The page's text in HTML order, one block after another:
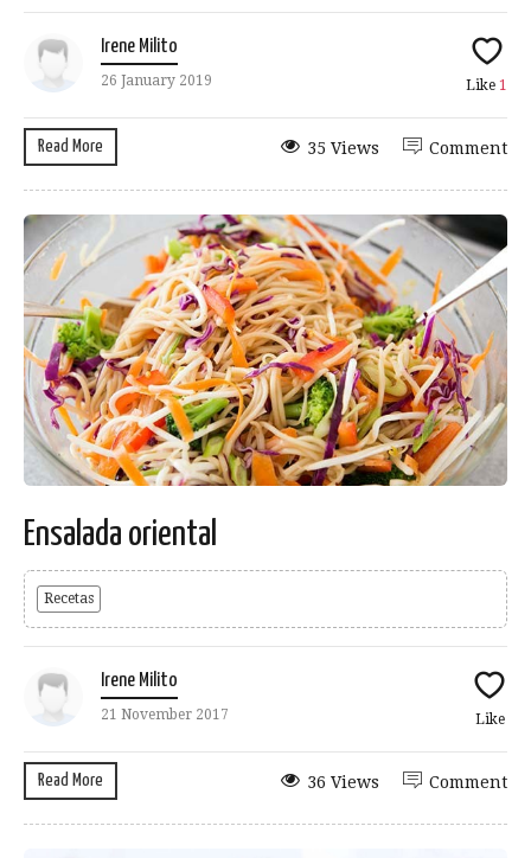
Irene Milito
26 January 2019 Like 1
Read More Comment
35 Views
Ensalada oriental
Recetas
Irene Milito
21 November 2017 Like
Read More Comment
36 Views